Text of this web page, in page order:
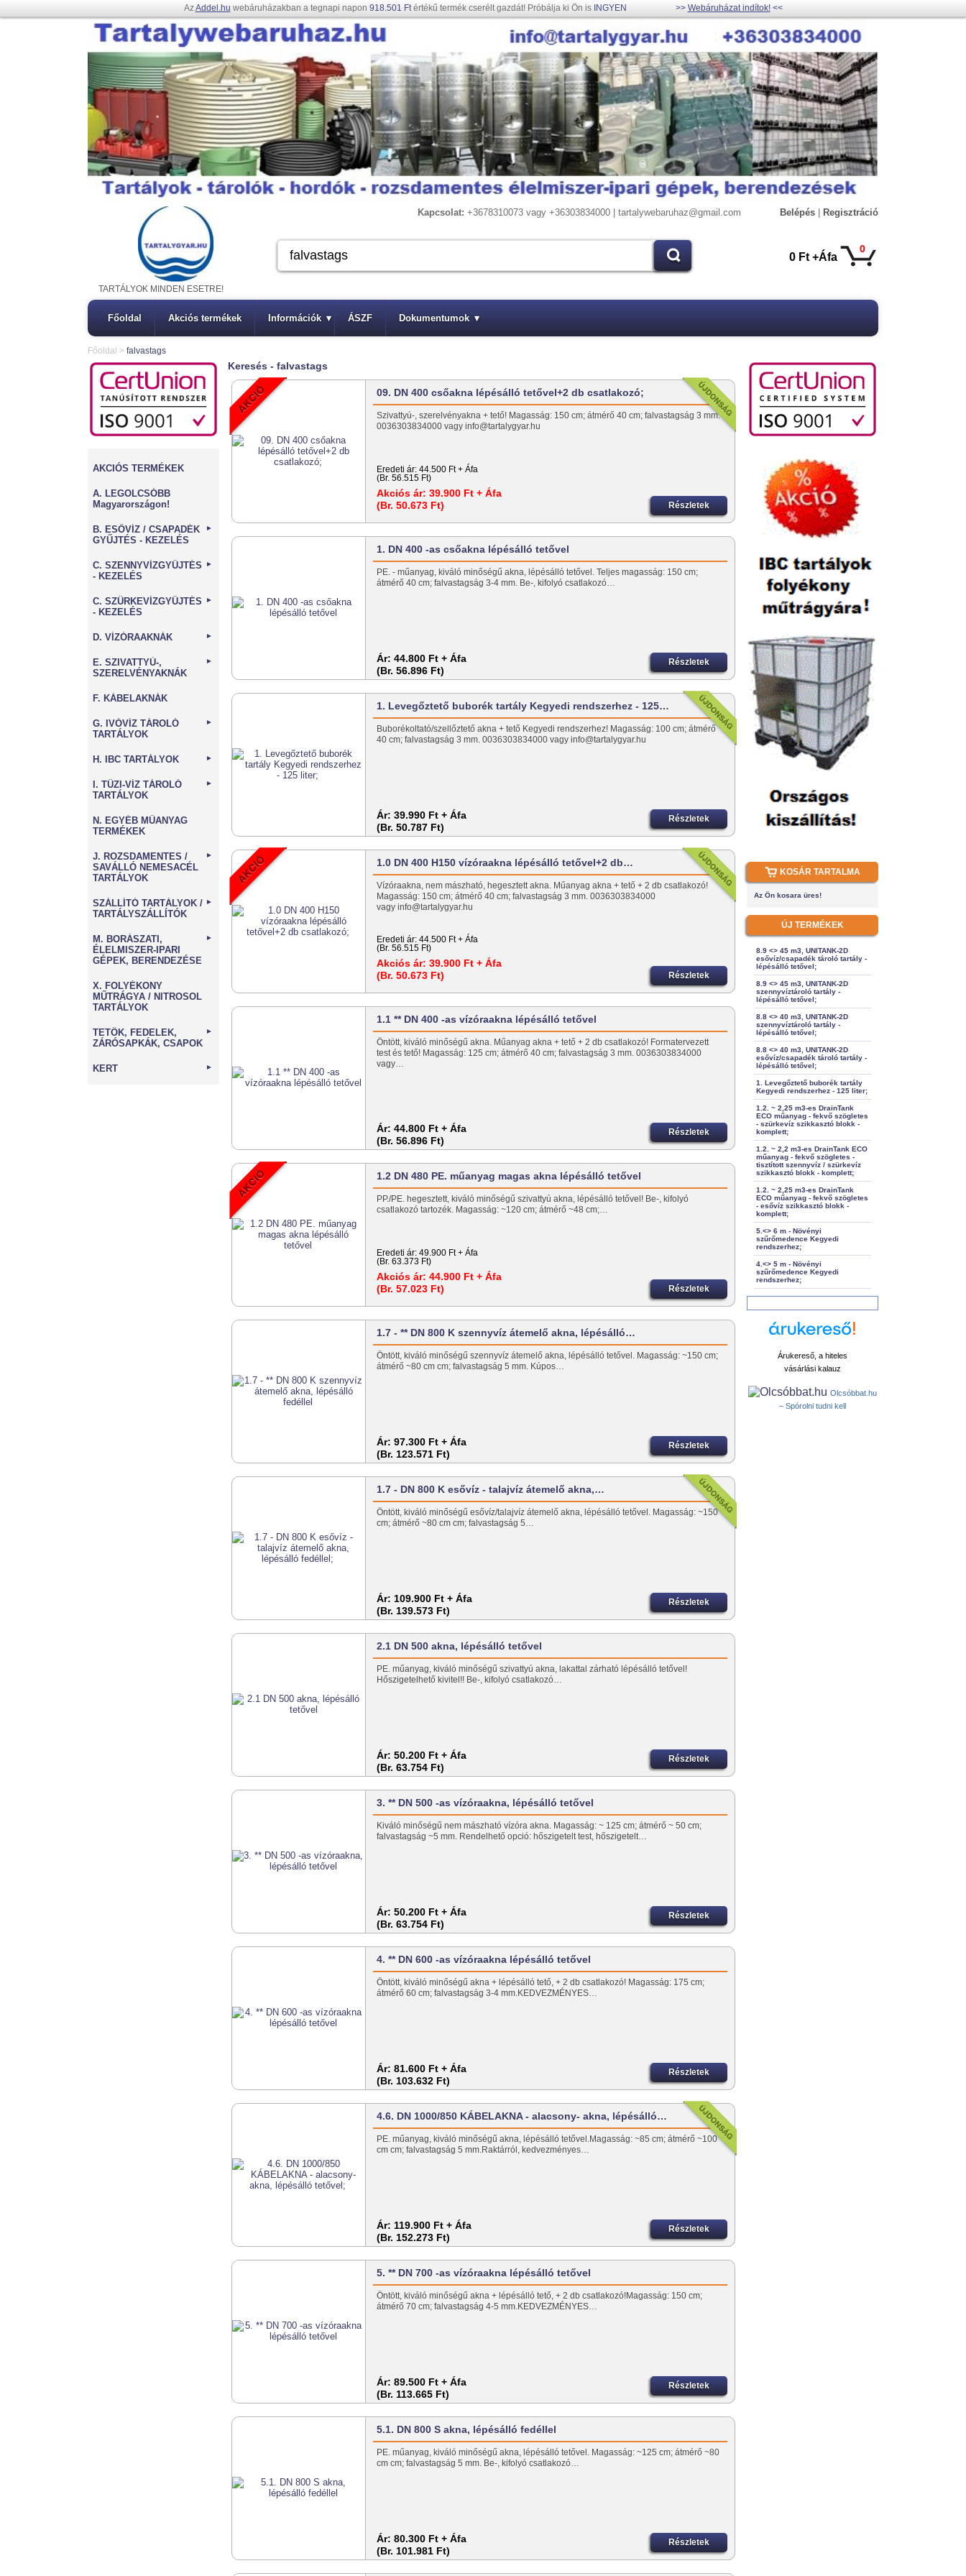
AzAddel.hu webáruházakban a tegnapi napon 918.501 Ftértékű termék cserélt gazdát! Próbálja ki Ön is INGYEN >> Webáruházat indítok!<<
Kapcsolat: +3678310073 vagy +36303834000 | tartalywebaruhaz@gmail.com Belépés Regisztráció
0
0 Ft +Áfa
TARTÁLYOK MINDEN ESETRE!
Főoldal Akciós termékek Információk ▾ ÁSZF Dokumentumok ▾
Főoldal > falvastags
AKCIÓS TERMÉKEK
A. LEGOLCSÓBB
Magyarországon!
B. ESŐVÍZ / CSAPADÉK
GYŰJTÉS - KEZELÉS
►
C. SZENNYVÍZGYŰJTÉS
- KEZELÉS
►
C. SZÜRKEVÍZGYŰJTÉS
- KEZELÉS
►
D. VÍZÓRAAKNÁK ►
E. SZIVATTYÚ-,
SZERELVÉNYAKNÁK
►
F. KÁBELAKNÁK
G. IVÓVÍZ TÁROLÓ
TARTÁLYOK
►
H. IBC TARTÁLYOK ►
I. TŰZI-VÍZ TÁROLÓ
TARTÁLYOK
►
N. EGYÉB MŰANYAG
TERMÉKEK
J. ROZSDAMENTES /
SAVÁLLÓ NEMESACÉL
TARTÁLYOK
►
SZÁLLÍTÓ TARTÁLYOK /
TARTÁLYSZÁLLÍTÓK
►
M. BORÁSZATI,
ÉLELMISZER-IPARI
GÉPEK, BERENDEZÉSE
►
X. FOLYÉKONY
MŰTRÁGYA / NITROSOL
TARTÁLYOK
TETŐK, FEDELEK,
ZÁRÓSAPKÁK, CSAPOK
►
KERT ►
Keresés - falvastags
09. DN 400 csőakna lépésálló tetővel+2 db csatlakozó;
Szivattyú-, szerelvényakna + tető! Magasság: 150 cm; átmérő 40 cm; falvastagság 3 mm.
0036303834000 vagy info@tartalygyar.hu
Eredeti ár: 44.500 Ft + Áfa
(Br. 56.515 Ft)
Akciós ár: 39.900 Ft + Áfa
(Br. 50.673 Ft)
Részletek
1. DN 400 -as csőakna lépésálló tetővel
PE. - műanyag, kiváló minőségű akna, lépésálló tetővel. Teljes magasság: 150 cm;
átmérő 40 cm; falvastagság 3-4 mm. Be-, kifolyó csatlakozó…
Ár: 44.800 Ft + Áfa
(Br. 56.896 Ft)
Részletek
1. Levegőztető buborék tartály Kegyedi rendszerhez - 125…
Buborékoltató/szellőztető akna + tető Kegyedi rendszerhez! Magasság: 100 cm; átmérő
40 cm; falvastagság 3 mm. 0036303834000 vagy info@tartalygyar.hu
Ár: 39.990 Ft + Áfa
(Br. 50.787 Ft)
Részletek
1.0 DN 400 H150 vízóraakna lépésálló tetővel+2 db…
Vízóraakna, nem mászható, hegesztett akna. Műanyag akna + tető + 2 db csatlakozó!
Magasság: 150 cm; átmérő 40 cm; falvastagság 3 mm. 0036303834000
vagy info@tartalygyar.hu
Eredeti ár: 44.500 Ft + Áfa
(Br. 56.515 Ft)
Akciós ár: 39.900 Ft + Áfa
(Br. 50.673 Ft)
Részletek
1.1 ** DN 400 -as vízóraakna lépésálló tetővel
Öntött, kiváló minőségű akna. Műanyag akna + tető + 2 db csatlakozó! Formatervezett
test és tető! Magasság: 125 cm; átmérő 40 cm; falvastagság 3 mm. 0036303834000
vagy…
Ár: 44.800 Ft + Áfa
(Br. 56.896 Ft)
Részletek
1.2 DN 480 PE. műanyag magas akna lépésálló tetővel
PP./PE. hegesztett, kiváló minőségű szivattyú akna, lépésálló tetővel! Be-, kifolyó
csatlakozó tartozék. Magasság: ~120 cm; átmérő ~48 cm;…
Eredeti ár: 49.900 Ft + Áfa
(Br. 63.373 Ft)
Akciós ár: 44.900 Ft + Áfa
(Br. 57.023 Ft)
Részletek
1.7 - ** DN 800 K szennyvíz átemelő akna, lépésálló…
Öntött, kiváló minőségű szennyvíz átemelő akna, lépésálló tetővel. Magasság: ~150 cm;
átmérő ~80 cm cm; falvastagság 5 mm. Kúpos…
Ár: 97.300 Ft + Áfa
(Br. 123.571 Ft)
Részletek
1.7 - DN 800 K esővíz - talajvíz átemelő akna,…
Öntött, kiváló minőségű esővíz/talajvíz átemelő akna, lépésálló tetővel. Magasság: ~150
cm; átmérő ~80 cm cm; falvastagság 5…
Ár: 109.900 Ft + Áfa
(Br. 139.573 Ft)
Részletek
2.1 DN 500 akna, lépésálló tetővel
PE. műanyag, kiváló minőségű szivattyú akna, lakattal zárható lépésálló tetővel!
Hőszigetelhető kivitel!! Be-, kifolyó csatlakozó…
Ár: 50.200 Ft + Áfa
(Br. 63.754 Ft)
Részletek
3. ** DN 500 -as vízóraakna, lépésálló tetővel
Kiváló minőségű nem mászható vízóra akna. Magasság: ~ 125 cm; átmérő ~ 50 cm;
falvastagság ~5 mm. Rendelhető opció: hőszigetelt test, hőszigetelt…
Ár: 50.200 Ft + Áfa
(Br. 63.754 Ft)
Részletek
4. ** DN 600 -as vízóraakna lépésálló tetővel
Öntött, kiváló minőségű akna + lépésálló tető, + 2 db csatlakozó! Magasság: 175 cm;
átmérő 60 cm; falvastagság 3-4 mm.KEDVEZMÉNYES…
Ár: 81.600 Ft + Áfa
(Br. 103.632 Ft)
Részletek
4.6. DN 1000/850 KÁBELAKNA - alacsony- akna, lépésálló…
PE. műanyag, kiváló minőségű akna, lépésálló tetővel.Magasság: ~85 cm; átmérő ~100
cm cm; falvastagság 5 mm.Raktárról, kedvezményes…
Ár: 119.900 Ft + Áfa
(Br. 152.273 Ft)
Részletek
5. ** DN 700 -as vízóraakna lépésálló tetővel
Öntött, kiváló minőségű akna + lépésálló tető, + 2 db csatlakozó!Magasság: 150 cm;
átmérő 70 cm; falvastagság 4-5 mm.KEDVEZMÉNYES…
Ár: 89.500 Ft + Áfa
(Br. 113.665 Ft)
Részletek
5.1. DN 800 S akna, lépésálló fedéllel
PE. műanyag, kiváló minőségű akna, lépésálló tetővel. Magasság: ~125 cm; átmérő ~80
cm cm; falvastagság 5 mm. Be-, kifolyó csatlakozó…
Ár: 80.300 Ft + Áfa
(Br. 101.981 Ft)
Részletek
KOSÁR TARTALMA
Az Ön kosara üres!
ÚJ TERMÉKEK
8.9 <> 45 m3, UNITANK-2D
esővíz/csapadék tároló tartály -
lépésálló tetővel;
8.9 <> 45 m3, UNITANK-2D
szennyvíztároló tartály -
lépésálló tetővel;
8.8 <> 40 m3, UNITANK-2D
szennyvíztároló tartály -
lépésálló tetővel;
8.8 <> 40 m3, UNITANK-2D
esővíz/csapadék tároló tartály -
lépésálló tetővel;
1. Levegőztető buborék tartály
Kegyedi rendszerhez - 125 liter;
1.2. ~ 2,25 m3-es DrainTank
ECO műanyag - fekvő szögletes
- szürkevíz szikkasztó blokk -
komplett;
1.2. ~ 2,2 m3-es DrainTank ECO
műanyag - fekvő szögletes -
tisztított szennyvíz / szürkevíz
szikkasztó blokk - komplett;
1.2. ~ 2,25 m3-es DrainTank
ECO műanyag - fekvő szögletes
- esővíz szikkasztó blokk -
komplett;
5.<> 6 m - Növényi
szűrőmedence Kegyedi
rendszerhez;
4.<> 5 m - Növényi
szűrőmedence Kegyedi
rendszerhez;
Árukereső, a hiteles
vásárlási kalauz
Olcsóbbat.hu
– Spórolni tudni kell